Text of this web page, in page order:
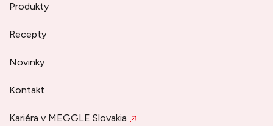
Produkty
Recepty
Novinky
Kontakt
Kariéra v MEGGLE Slovakia